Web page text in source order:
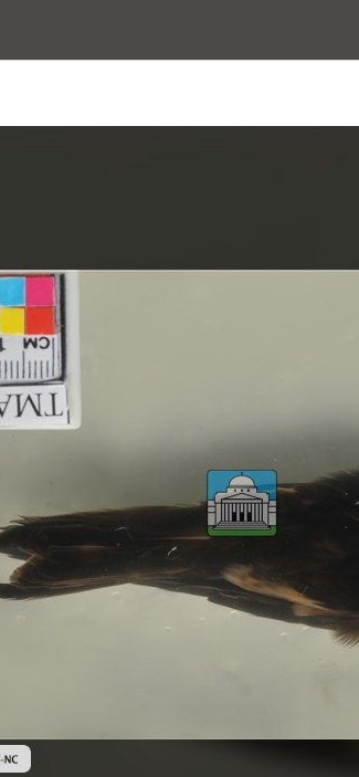
創用CC姓名標示-非商業性 3.0 台灣及其後版本(CC BY-NC 3.0 TW +)